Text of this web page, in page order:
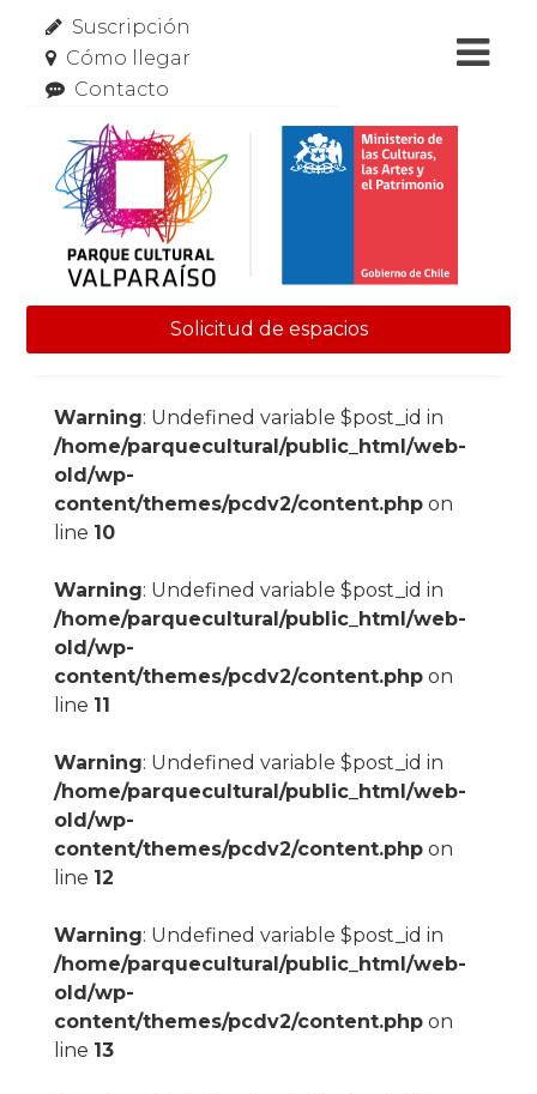
Suscripción
Cómo llegar
Contacto
Solicitud de espacios
Warning: Undefined variable $post_id in
/home/parquecultural/public_html/web-
old/wp-
content/themes/pcdv2/content.phpon
line 10
Warning: Undefined variable $post_id in
/home/parquecultural/public_html/web-
old/wp-
content/themes/pcdv2/content.phpon
line 11
Warning: Undefined variable $post_id in
/home/parquecultural/public_html/web-
old/wp-
content/themes/pcdv2/content.phpon
line 12
Warning: Undefined variable $post_id in
/home/parquecultural/public_html/web-
old/wp-
content/themes/pcdv2/content.phpon
line 13